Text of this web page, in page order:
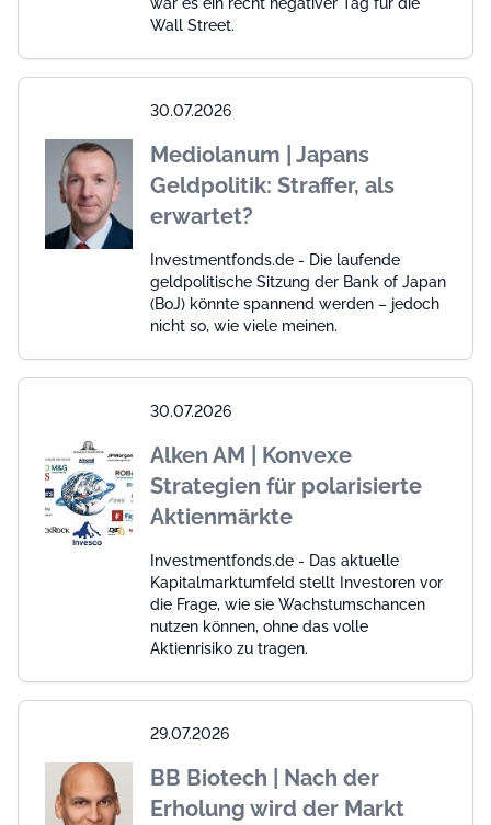
Wall Street.
30.07.2026
Mediolanum | Japans
Geldpolitik: Straffer, als
erwartet?
Investmentfonds.de - Die laufende
geldpolitische Sitzung der Bank of Japan
(BoJ) könnte spannend werden – jedoch
nicht so, wie viele meinen.
30.07.2026
Alken AM | Konvexe
Strategien für polarisierte
Aktienmärkte
Investmentfonds.de - Das aktuelle
Kapitalmarktumfeld stellt Investoren vor
die Frage, wie sie Wachstumschancen
nutzen können, ohne das volle
Aktienrisiko zu tragen.
29.07.2026
BB Biotech | Nach der
Erholung wird der Markt